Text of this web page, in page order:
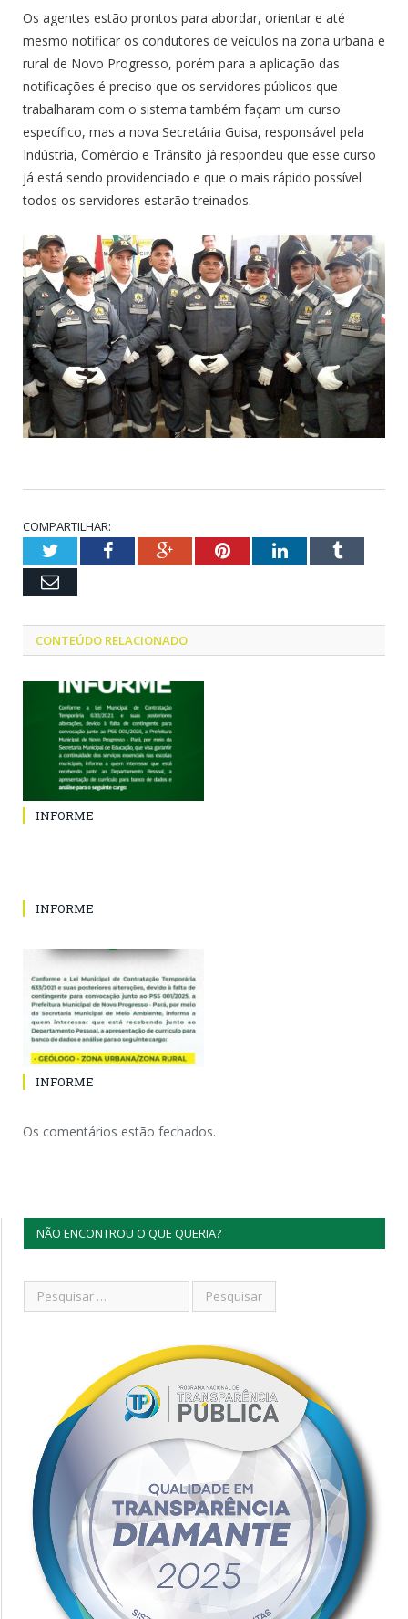
Os agentes estão prontos para abordar, orientar e até
mesmo notificar os condutores de veículos na zona urbana e
rural de Novo Progresso, porém para a aplicação das
notificações é preciso que os servidores públicos que
trabalharam com o sistema também façam um curso
específico, mas a nova Secretária Guisa, responsável pela
Indústria, Comércio e Trânsito já respondeu que esse curso
já está sendo providenciado e que o mais rápido possível
todos os servidores estarão treinados.
COMPARTILHAR:
TwitterFacebookGoogle+PinterestLinkedInTumblr
Email
CONTEÚDO RELACIONADO
INFORME
INFORME
INFORME
Os comentários estão fechados.
NÃO ENCONTROU O QUE QUERIA?